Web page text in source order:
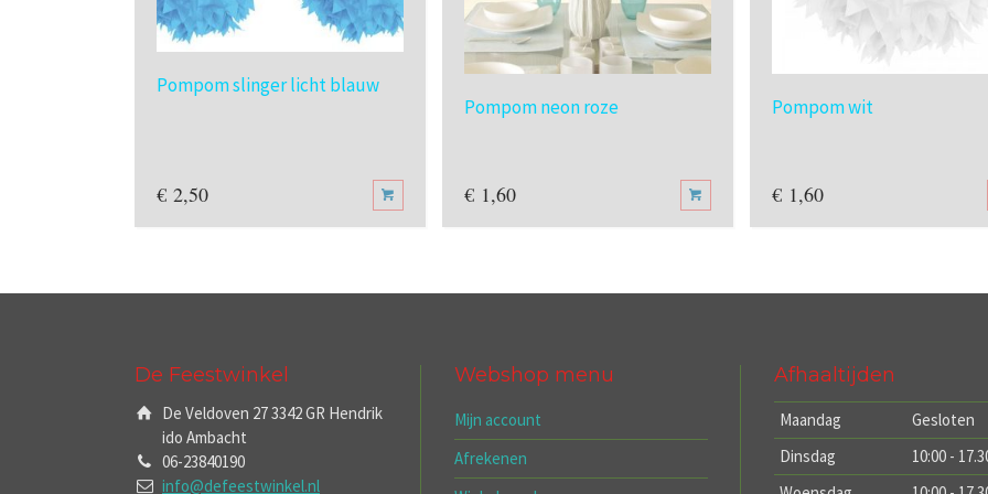
Pompom slinger licht blauw
€ 2,50
Pompom neon roze
€1,60
Pompom wit
€1,60
De Feestwinkel
De Veldoven 27 3342 GR Hendrik
ido Ambacht
06-23840190
info@defeestwinkel.nl
Webshop menu
Mijn account
Afrekenen
Afhaaltijden
Maandag
Gesloten
Dinsdag
10:00 -